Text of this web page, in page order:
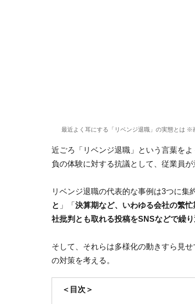
最近よく耳にする「リベンジ退職」の実態とは ※
近ごろ「リベンジ退職」という言葉を
負の体験に対する抗議として、従業員
リベンジ退職の代表的な事例は3つに集
と 」「 決算期など、いわゆる会社の繁
社批判とも取れる投稿をSNSなどで繰
そして、それらは多様化の動きすら見
の対策を考える。
＜目次＞